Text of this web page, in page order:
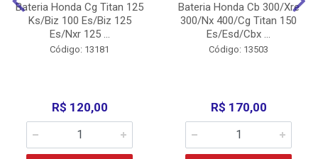
Bateria Honda Cg Titan 125
Ks/Biz 100 Es/Biz 125
Es/Nxr 125 ...
Código: 13181
R$ 120,00
Bateria Honda Cb 300/Xre
300/Nx 400/Cg Titan 150
Es/Esd/Cbx ...
Código: 13503
R$ 170,00